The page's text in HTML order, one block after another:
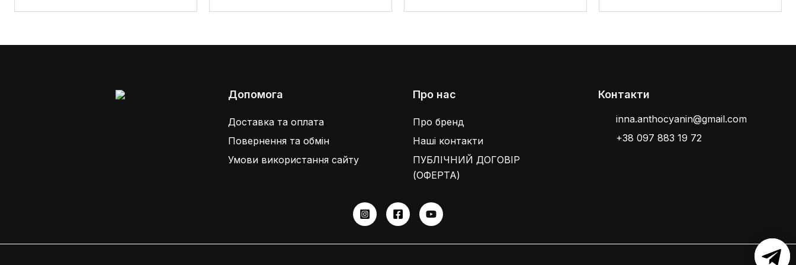
Допомога
Доставка та оплата
Повернення та обмін
Умови використання сайту
Про нас
Про бренд
Наші контакти
ПУБЛІЧНИЙ ДОГОВІР
(ОФЕРТА)
Контакти
inna.anthocyanin@gmail.com
+38 097 883 19 72